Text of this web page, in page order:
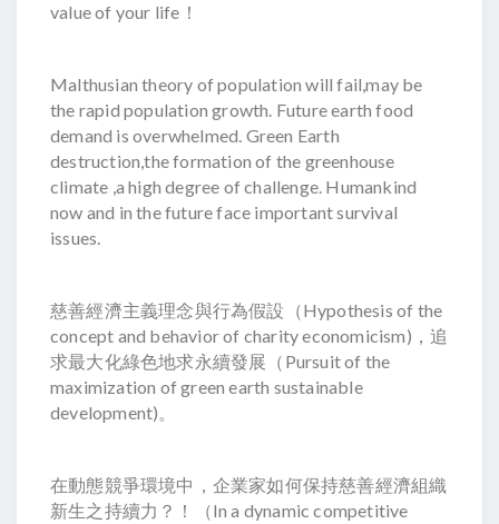
value of your life！
Malthusian theory of population will fail,may be
the rapid population growth. Future earth food
demand is overwhelmed. Green Earth
destruction,the formation of the greenhouse
climate ,a high degree of challenge. Humankind
now and in the future face important survival
issues.
慈善經濟主義理念與行為假設（Hypothesis of the
concept and behavior of charity economicism)，追
求最大化綠色地求永續發展（Pursuit of the
maximization of green earth sustainable
development)。
在動態競爭環境中，企業家如何保持慈善經濟組織
新生之持續力？！（In a dynamic competitive